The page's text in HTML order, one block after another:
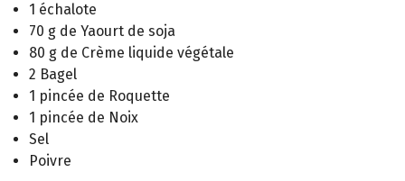
1 échalote
70 g de Yaourt de soja
80 g de Crème liquide végétale
2 Bagel
1 pincée de Roquette
1 pincée de Noix
Sel
Poivre